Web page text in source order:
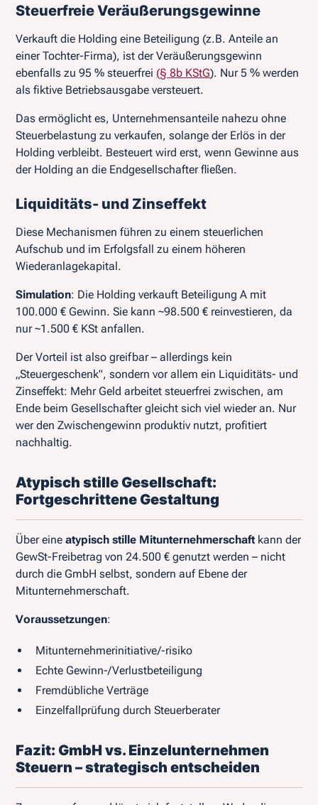
Steuerfreie Veräußerungsgewinne
Verkauft die Holding eine Beteiligung (z.B. Anteile an
einer Tochter-Firma), ist der Veräußerungsgewinn
ebenfalls zu 95 % steuerfrei (§ 8b KStG). Nur 5 % werden
als fiktive Betriebsausgabe versteuert.
Das ermöglicht es, Unternehmensanteile nahezu ohne
Steuerbelastung zu verkaufen, solange der Erlös in der
Holding verbleibt. Besteuert wird erst, wenn Gewinne aus
der Holding an die Endgesellschafter fließen.
Liquiditäts- und Zinseffekt
Diese Mechanismen führen zu einem steuerlichen
Aufschub und im Erfolgsfall zu einem höheren
Wiederanlagekapital.
Simulation: Die Holding verkauft Beteiligung A mit
100.000 € Gewinn. Sie kann ~98.500 € reinvestieren, da
nur ~1.500 € KSt anfallen.
Der Vorteil ist also greifbar – allerdings kein
„Steuergeschenk", sondern vor allem ein Liquiditäts- und
Zinseffekt: Mehr Geld arbeitet steuerfrei zwischen, am
Ende beim Gesellschafter gleicht sich viel wieder an. Nur
wer den Zwischengewinn produktiv nutzt, profitiert
nachhaltig.
Atypisch stille Gesellschaft:
Fortgeschrittene Gestaltung
Über eineatypisch stille Mitunternehmerschaft kann der
GewSt-Freibetrag von 24.500 € genutzt werden – nicht
durch die GmbH selbst, sondern auf Ebene der
Mitunternehmerschaft.
Voraussetzungen:
Mitunternehmerinitiative/-risiko
Echte Gewinn-/Verlustbeteiligung
Fremdübliche Verträge
Einzelfallprüfung durch Steuerberater
Fazit: GmbH vs. Einzelunternehmen
Steuern – strategisch entscheiden